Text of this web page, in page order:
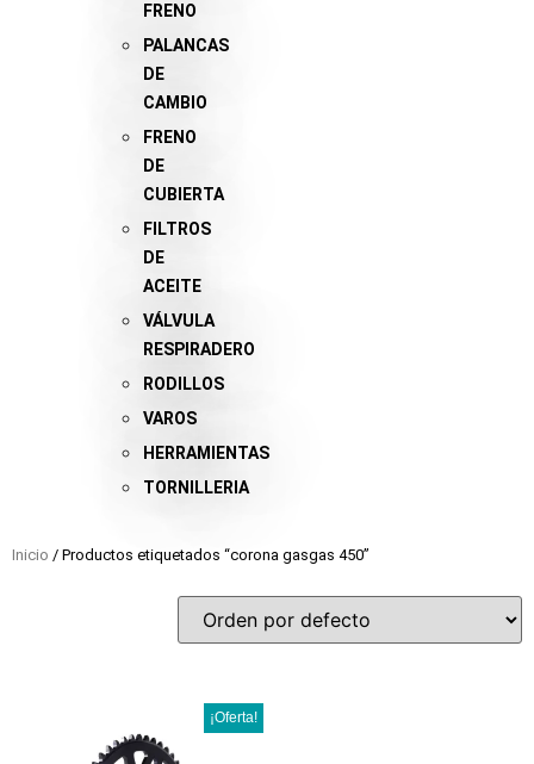
FRENO
PALANCAS
DE
CAMBIO
FRENO
DE
CUBIERTA
FILTROS
DE
ACEITE
VÁLVULA
RESPIRADERO
RODILLOS
VAROS
HERRAMIENTAS
TORNILLERIA
Inicio / Productos etiquetados “corona gasgas 450”
¡Oferta!